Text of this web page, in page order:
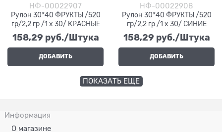
НФ-00022907
Рулон 30*40 ФРУКТЫ /520
гр/2,2 гр /1 х 30/ КРАСНЫЕ
158,29 руб./Штука
ДОБАВИТЬ
НФ-00022908
Рулон 30*40 ФРУКТЫ /520
гр/2,2 гр /1 х 30/ СИНИЕ
158,29 руб./Штука
ДОБАВИТЬ
ПОКАЗАТЬ ЕЩЕ
Информация
О магазине